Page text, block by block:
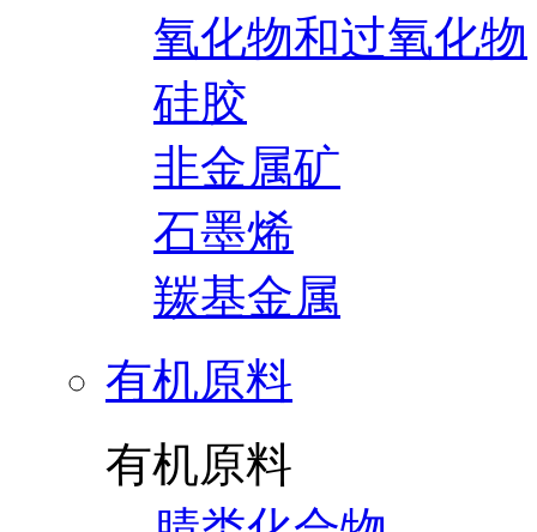
氧化物和过氧化物
硅胶
非金属矿
石墨烯
羰基金属
有机原料
有机原料